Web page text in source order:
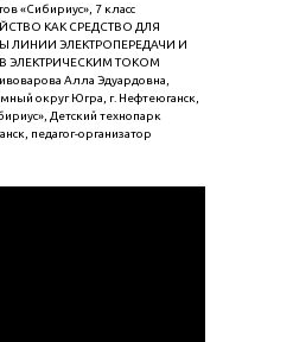
«Сибириус», 7 класс
КАК СРЕДСТВО ДЛЯ
ЛИНИИ ЭЛЕКТРОПЕРЕДАЧИ И
ЭЛЕКТРИЧЕСКИМ ТОКОМ
Алла Эдуардовна,
округ Югра, г. Нефтеюганск,
Детский технопарк
педагог-организатор